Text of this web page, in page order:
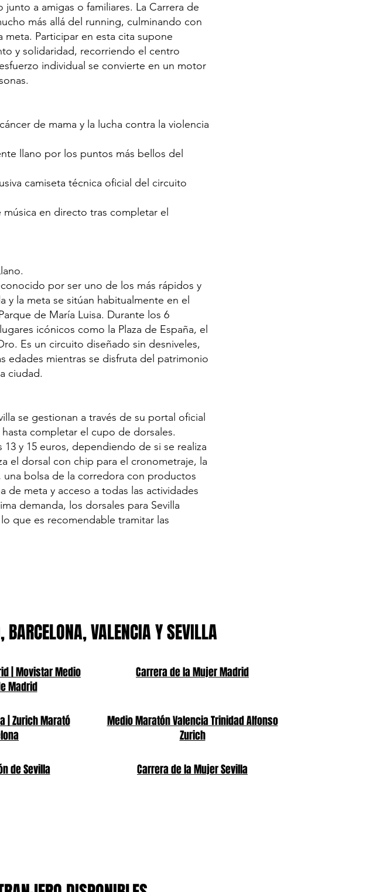
a amigas o familiares. La Carrera de
más allá del running, culminando con
meta. Participar en esta cita supone
y solidaridad, recorriendo el centro
individual se convierte en un motor
de mama y la lucha contra la violencia
llano por los puntos más bellos del
camiseta técnica oficial del circuito
en directo tras completar el
por ser uno de los más rápidos y
y la meta se sitúan habitualmente en el
de María Luisa. Durante los 6
icónicos como la Plaza de España, el
Es un circuito diseñado sin desniveles,
edades mientras se disfruta del patrimonio
ciudad.
se gestionan a través de su portal oficial
completar el cupo de dorsales.
y 15 euros, dependiendo de si se realiza
el dorsal con chip para el cronometraje, la
una bolsa de la corredora con productos
de meta y acceso a todas las actividades
demanda, los dorsales para Sevilla
que es recomendable tramitar las
VALENCIA Y SEVILLA
| Movistar Medio
Madrid
Carrera de la Mujer Madrid
| Zurich Marató
Medio Maratón Valencia Trinidad Alfonso
Zurich
de Sevilla Carrera de la Mujer Sevilla